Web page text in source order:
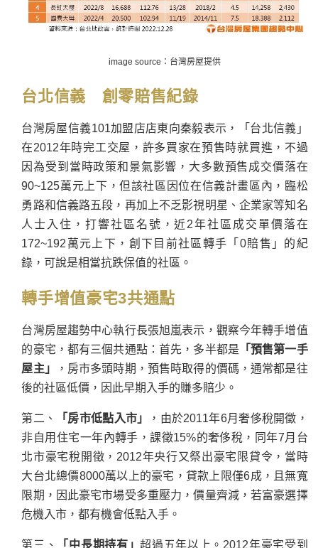
image source：台灣房屋提供
台北信義 創零賠售紀錄
台灣房屋信義101加盟店店東向秦毅表示，「台北信義」
在2012年時完工交屋，許多買家在預售時就買進，不過
因為受到當時政策和景氣影響，大多數預售成交價落在
90~125萬元上下，但該社區因位在信義計畫區內，臨松
勇路和信義路五段，再加上不乏影視明星、企業家等知名
人士入住，打響社區名號，近2年社區成交單價落在
172~192萬元上下，創下目前社區轉手「0賠售」的紀
錄，可說是相當抗跌保值的社區。
轉手增值豪宅3共通點
台灣房屋趨勢中心執行長張旭嵐表示，觀察今年轉手增值
的豪宅，都有三個共通點：首先，多半都是 「預售第一手
屋主」
，房市多頭時期，預售時取得的價碼，通常都是往
後的社區低價，因此早期入手的賺多賠少。
第二、 「房市低點入市」
，由於2011年6月奢侈稅開徵，
非自用住宅一年內轉手，課徵15%的奢侈稅，同年7月台
北市豪宅稅開徵，2012年央行又祭出豪宅限貸令，當時
大台北總價8000萬以上的豪宅，貸款上限僅6成，且無寬
限期，因此豪宅市場受多重壓力，價量齊減，若富豪選擇
危機入市，都有機會低點入手。
第三、 「中長期持有」超過五年以上。2012年豪宅受到